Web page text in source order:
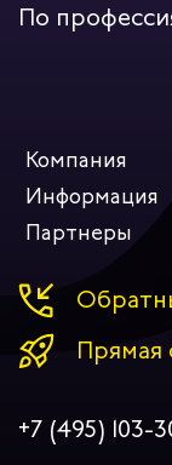
По
Компания
Информация
Партнеры
Прямая
+7 (495) 103-